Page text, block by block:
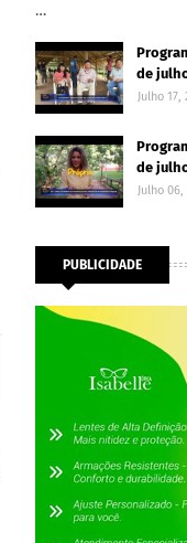
…
de
Julho 17,
de
Julho
PUBLICIDADE